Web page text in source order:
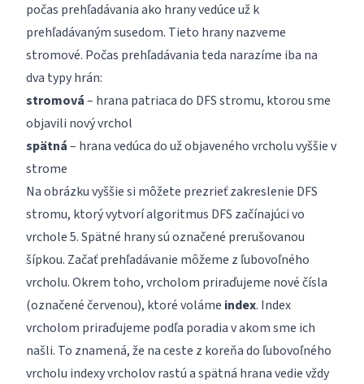
počas prehľadávania ako hrany vedúce už k
prehľadávaným susedom. Tieto hrany nazveme
stromové. Počas prehľadávania teda narazíme iba na
dva typy hrán:
stromová– hrana patriaca do DFS stromu, ktorou sme
objavili nový vrchol
spätná– hrana vedúca do už objaveného vrcholu vyššie v
strome
Na obrázku vyššie si môžete prezrieť zakreslenie DFS
stromu, ktorý vytvorí algoritmus DFS začínajúci vo
vrchole 5. Spätné hrany sú označené prerušovanou
šípkou. Začať prehľadávanie môžeme z ľubovoľného
vrcholu. Okrem toho, vrcholom priraďujeme nové čísla
(označené červenou), ktoré voláme index. Index
vrcholom priraďujeme podľa poradia v akom sme ich
našli. To znamená, že na ceste z koreňa do ľubovoľného
vrcholu indexy vrcholov rastú a spätná hrana vedie vždy